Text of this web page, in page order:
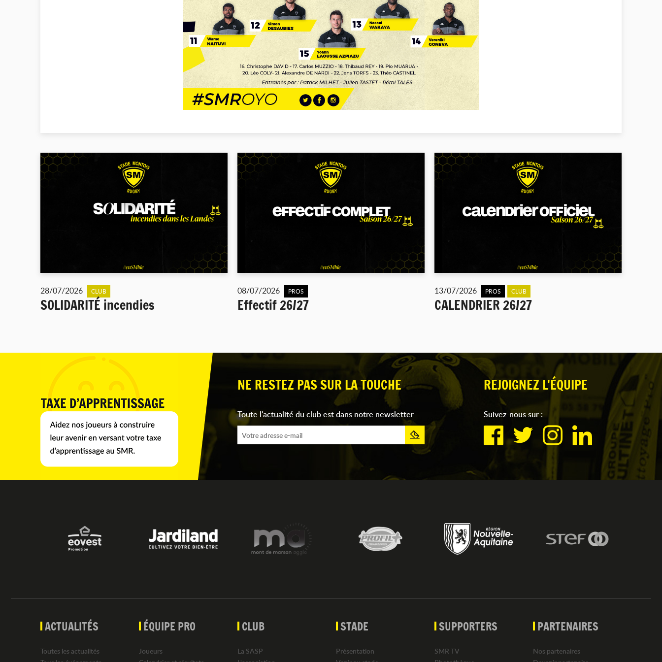
28/07/2026 CLUB
SOLIDARITÉ incendies
08/07/2026 PROS
Effectif 26/27
13/07/2026 PROS CLUB
CALENDRIER 26/27
NE RESTEZ PAS SUR LA TOUCHE
Toute l'actualité du club est dans notre newsletter
REJOIGNEZ L'ÉQUIPE
Suivez-nous sur :
ACTUALITÉS
Toutes les actualités
ÉQUIPE PRO
Joueurs
CLUB
La SASP
STADE
Présentation
SUPPORTERS
SMR TV
PARTENAIRES
Nos partenaires